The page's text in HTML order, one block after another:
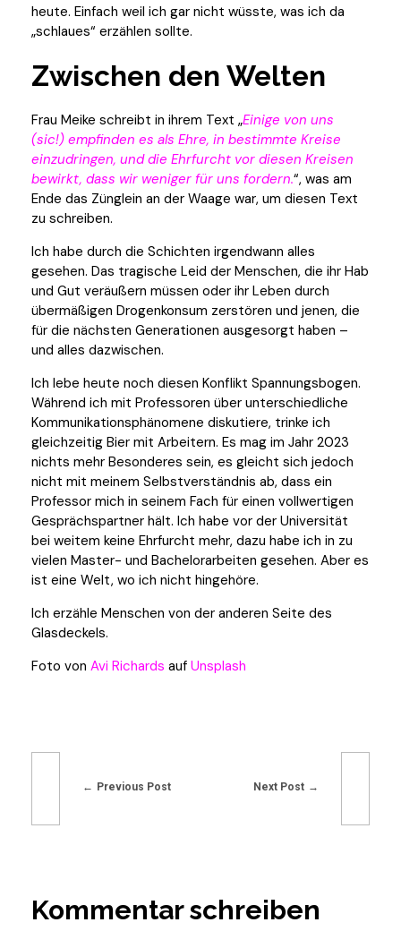
heute. Einfach weil ich gar nicht wüsste, was ich da
„schlaues“ erzählen sollte.
Zwischen den Welten
Frau Meike schreibt in ihrem Text „Einige von uns
(sic!) empfinden es als Ehre, in bestimmte Kreise
einzudringen, und die Ehrfurcht vor diesen Kreisen
bewirkt, dass wir weniger für uns fordern.“, was am
Ende das Zünglein an der Waage war, um diesen Text
zu schreiben.
Ich habe durch die Schichten irgendwann alles
gesehen. Das tragische Leid der Menschen, die ihr Hab
und Gut veräußern müssen oder ihr Leben durch
übermäßigen Drogenkonsum zerstören und jenen, die
für die nächsten Generationen ausgesorgt haben –
und alles dazwischen.
Ich lebe heute noch diesen Konflikt Spannungsbogen.
Während ich mit Professoren über unterschiedliche
Kommunikationsphänomene diskutiere, trinke ich
gleichzeitig Bier mit Arbeitern. Es mag im Jahr 2023
nichts mehr Besonderes sein, es gleicht sich jedoch
nicht mit meinem Selbstverständnis ab, dass ein
Professor mich in seinem Fach für einen vollwertigen
Gesprächspartner hält. Ich habe vor der Universität
bei weitem keine Ehrfurcht mehr, dazu habe ich in zu
vielen Master- und Bachelorarbeiten gesehen. Aber es
ist eine Welt, wo ich nicht hingehöre.
Ich erzähle Menschen von der anderen Seite des
Glasdeckels.
Foto von Avi Richards auf Unsplash
Previous Post Next Post
Kommentar schreiben